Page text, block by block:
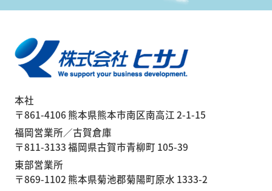
本社
〒861-4106 熊本県熊本市南区南高江 2-1-15
福岡営業所／古賀倉庫
〒811-3133 福岡県古賀市青柳町 105-39
東部営業所
〒869-1102 熊本県菊池郡菊陽町原水 1333-2